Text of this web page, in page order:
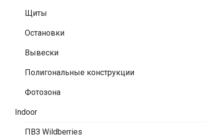
Щиты
Остановки
Вывески
Полигональные конструкции
Фотозона
Indoor
ПВЗ Wildberries